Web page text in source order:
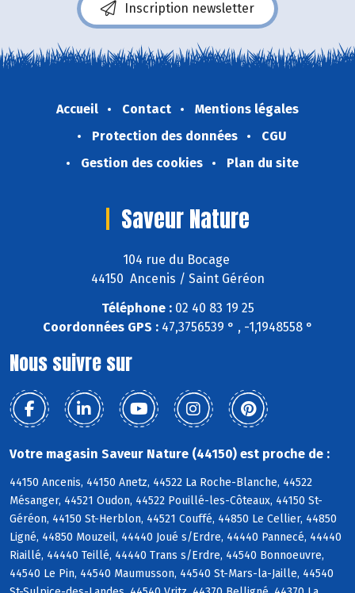
Inscription newsletter
Accueil Contact
Mentions légales
Protection des données
CGU
Gestion des cookies
Plan du site
Saveur Nature
104 rue du Bocage
44150 Ancenis / Saint Géréon
Téléphone :02 40 83 19 25
Coordonnées GPS :47,3756539 ° , -1,1948558 °
Nous suivre sur
Votre magasin Saveur Nature (44150) est proche de :
44150 Ancenis, 44150 Anetz, 44522 La Roche-Blanche, 44522
Mésanger, 44521 Oudon, 44522 Pouillé-les-Côteaux, 44150 St-
Géréon, 44150 St-Herblon, 44521 Couffé, 44850 Le Cellier, 44850
Ligné, 44850 Mouzeil, 44440 Joué s/Erdre, 44440 Pannecé, 44440
Riaillé, 44440 Teillé, 44440 Trans s/Erdre, 44540 Bonnoeuvre,
44540 Le Pin, 44540 Maumusson, 44540 St-Mars-la-Jaille, 44540